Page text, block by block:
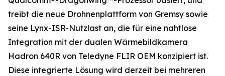
treibt die neue Drohnenplattform von Gremsy sowie
seine Lynx-ISR-Nutzlast an, die für eine nahtlose
Integration mit der dualen Wärmebildkamera
Hadron 640R von Teledyne FLIR OEM konzipiert ist.
Diese integrierte Lösung wird derzeit bei mehreren